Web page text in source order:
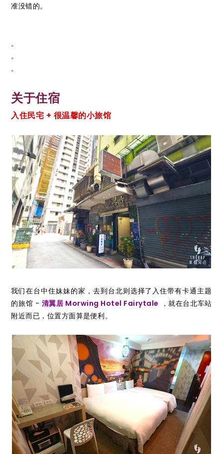
准没错的。
。
。
。
关于住宿
入住民宅 + 很温馨的小旅馆
我们在台中住妹妹的家，去到台北则选择了入住带有卡通主题
的旅馆 - 清翼居 Morwing Hotel Fairytale ，就在台北车站
附近而已，位置方面算是便利。